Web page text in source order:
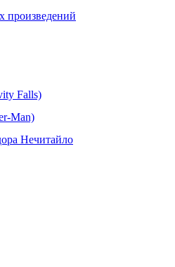
произведений
Falls)
Man)
Нечитайло